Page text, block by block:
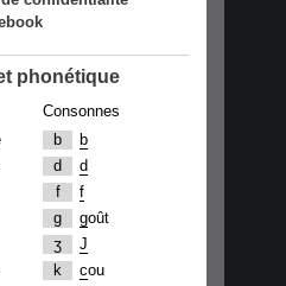
phonétique
Consonnes
b
b
d
d
f
f
g
goût
ʒ
J
k
cou